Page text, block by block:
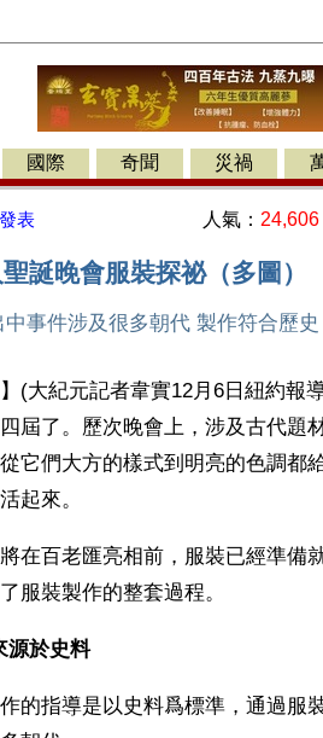
國際 奇聞 災禍
發表 人氣： 24,606
誕晚會服裝探祕（多圖）
件涉及很多朝代 製作符合歷史
】(大紀元記者韋實12月6日紐約
屆了。歷次晚會上，涉及古代題
它們大方的樣式到明亮的色調都
起來。
在百老匯亮相前，服裝已經準備
服裝製作的整套過程。
源於史料
的指導是以史料爲標準，通過服